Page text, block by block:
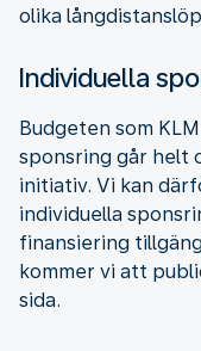
olika
Individuella
Budgeten som
sponsring går helt
initiativ. Vi kan
individuella
finansiering
kommer vi att
sida.